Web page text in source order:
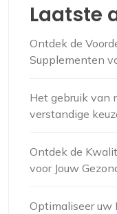
Laatste
Ontdek de
Supplementen
Het gebruik van
verstandige
Ontdek de
voor Jouw
Optimaliseer uw